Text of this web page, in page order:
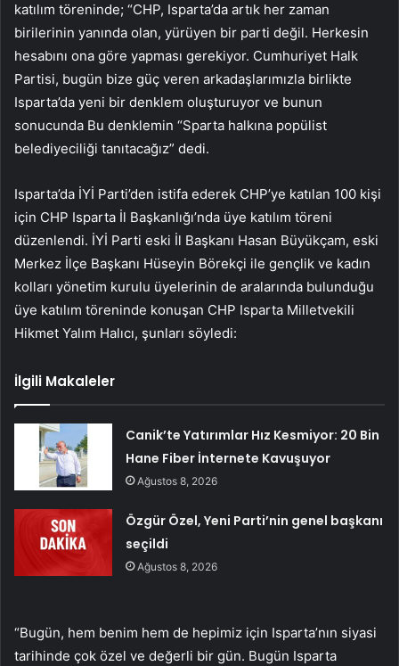
katılım töreninde; “CHP, Isparta’da artık her zaman
birilerinin yanında olan, yürüyen bir parti değil. Herkesin
hesabını ona göre yapması gerekiyor. Cumhuriyet Halk
Partisi, bugün bize güç veren arkadaşlarımızla birlikte
Isparta’da yeni bir denklem oluşturuyor ve bunun
sonucunda Bu denklemin “Sparta halkına popülist
belediyeciliği tanıtacağız” dedi.
Isparta’da İYİ Parti’den istifa ederek CHP’ye katılan 100 kişi
için CHP Isparta İl Başkanlığı’nda üye katılım töreni
düzenlendi. İYİ Parti eski İl Başkanı Hasan Büyükçam, eski
Merkez İlçe Başkanı Hüseyin Börekçi ile gençlik ve kadın
kolları yönetim kurulu üyelerinin de aralarında bulunduğu
üye katılım töreninde konuşan CHP Isparta Milletvekili
Hikmet Yalım Halıcı, şunları söyledi:
İlgili Makaleler
Canik’te Yatırımlar Hız Kesmiyor: 20 Bin
Hane Fiber İnternete Kavuşuyor
Ağustos 8, 2026
Özgür Özel, Yeni Parti’nin genel başkanı
seçildi
Ağustos 8, 2026
“Bugün, hem benim hem de hepimiz için Isparta’nın siyasi
tarihinde çok özel ve değerli bir gün. Bugün Isparta